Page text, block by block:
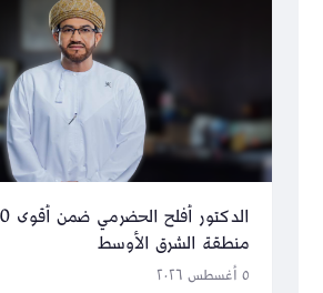
منطقة الشرق الأوسط
٥ أغسطس ٢٠٢٦